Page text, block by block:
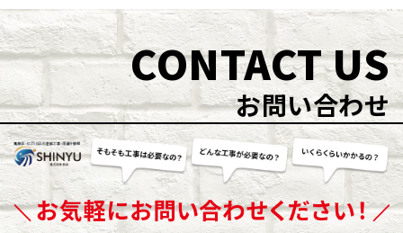
CONTACT US
お問い合わせ